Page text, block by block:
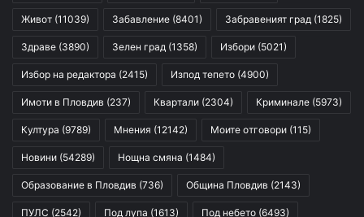
Живот (11039) Забавление (8401) Забравеният град (1825)
Здраве (3890) Зелен град (1358) Избори (5021)
Избор на редактора (2415) Изпод тепето (4900)
Имоти в Пловдив (237) Квартали (2304) Криминале (5973)
Култура (9789) Мнения (12142) Моите отговори (115)
Новини (54289) Нощна смяна (1484)
Образование в Пловдив (736) Община Пловдив (2143)
ПУЛС (2542) Под лупа (1613) Под небето (6493)